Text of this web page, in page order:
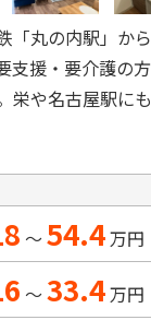
「丸の内駅」か
支援・要介護の
栄や名古屋駅に
～ 54.4万円
～ 33.4万円